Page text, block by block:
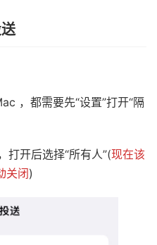
，都需要先“设置”打开“隔
打开后选择“所有人”(现在该
关闭)